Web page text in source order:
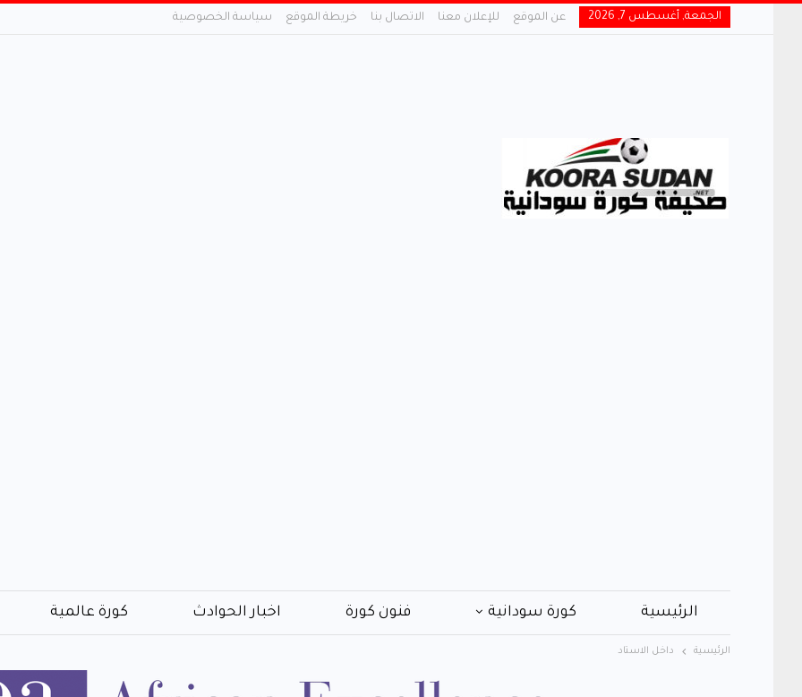
الجمعة, أغسطس 7, 2026 عن الموقع للإعلان معنا الاتصال بنا خريطة الموقع سياسة الخصوصية
الرئيسية كورة سودانية فنون كورة اخبار الحوادث كورة عالمية
الرئيسية داخل الاستاد